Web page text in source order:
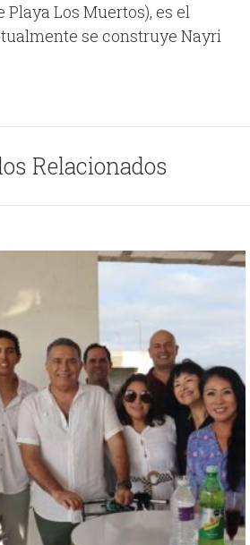
Los Muertos), es el
se construye Nayri
Relacionados